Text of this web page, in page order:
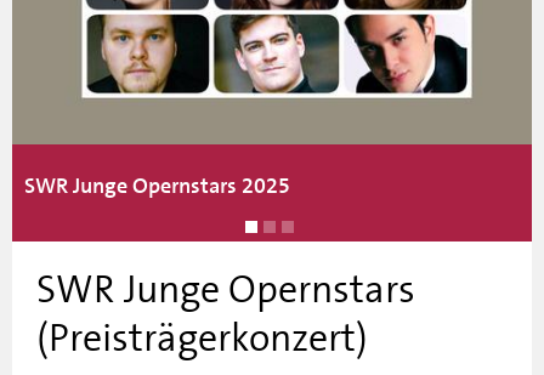
SWR Junge Opernstars 2025
SWR Junge Opernstars
(Preisträgerkonzert)